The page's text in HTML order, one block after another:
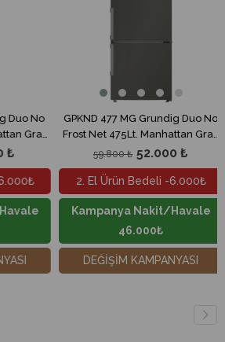
GPKND 477 MG Grundig Duo No
Frost Net 475Lt. Manhattan Gray
Buzdolabı52.000 ₺
2. El Ürün Bedeli -6.000₺
Kampanya Nakit/Havale
DEĞİŞİM KAMPANYASI
GRNE
Net
2. El